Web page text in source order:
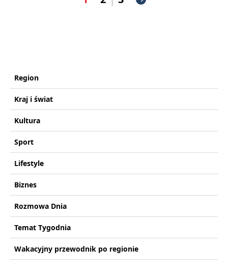
Region
Kraj i świat
Kultura
Sport
Lifestyle
Biznes
Rozmowa Dnia
Temat Tygodnia
Wakacyjny przewodnik po regionie